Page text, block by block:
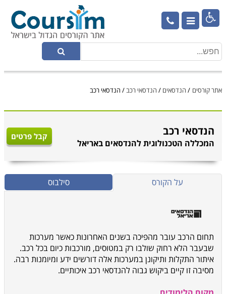

אתר קורסים / הנדסאים / הנדסאי רכב/ הנדסאי רכב
הנדסאי רכב
המכללה הטכנולוגית להנדסאים באריאל
קבל פרטים
על הקורס סילבוס
תחום הרכב עובר מהפיכה בשנים האחרונות כאשר מערכות
שבעבר הלא רחוק שולבו רק במטוסים, מורכבות כיום בכל רכב.
איתור התקלות ותיקונן במערכות אלה דורשים ידע ומיומנות רבה.
מסיבה זו קיים ביקוש גבוה להנדסאי רכב איכותיים.